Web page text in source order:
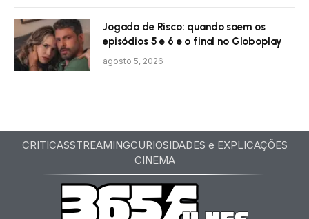
Jogada de Risco: quando saem os
episódios 5 e 6 e o final no Globoplay
agosto 5, 2026
CRITICASSTREAMINGCURIOSIDADES e EXPLICAÇÕES
CINEMA